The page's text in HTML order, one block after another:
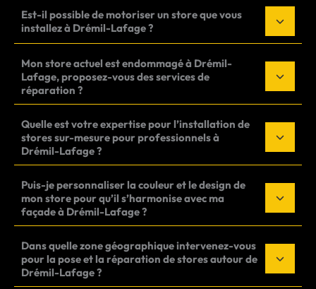
Est-il possible de motoriser un store que vous
installez à Drémil-Lafage ?
Mon store actuel est endommagé à Drémil-
Lafage, proposez-vous des services de
réparation ?
Quelle est votre expertise pour l’installation de
stores sur-mesure pour professionnels à
Drémil-Lafage ?
Puis-je personnaliser la couleur et le design de
mon store pour qu’il s’harmonise avec ma
façade à Drémil-Lafage ?
Dans quelle zone géographique intervenez-vous
pour la pose et la réparation de stores autour de
Drémil-Lafage ?